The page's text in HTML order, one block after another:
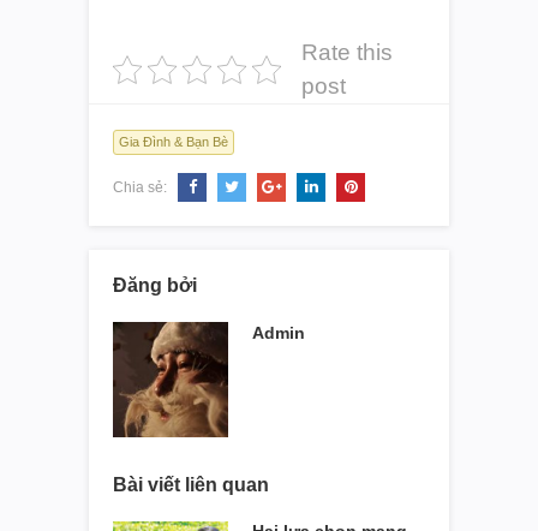
Rate this
post
Gia Đình & Bạn Bè
Chia sẻ:
Đăng bởi
Admin
Bài viết liên quan